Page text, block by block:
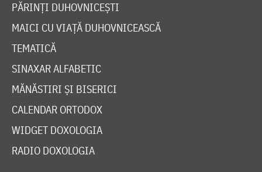
PĂRINȚI DUHOVNICEȘTI
MAICI CU VIAȚĂ DUHOVNICEASCĂ
TEMATICĂ
SINAXAR ALFABETIC
MĂNĂSTIRI ȘI BISERICI
CALENDAR ORTODOX
WIDGET DOXOLOGIA
RADIO DOXOLOGIA